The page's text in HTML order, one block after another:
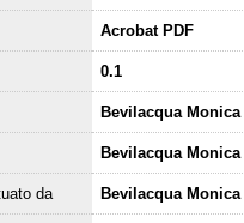
Acrobat PDF
0.1
Bevilacqua Monica
Bevilacqua Monica
da Bevilacqua Monica